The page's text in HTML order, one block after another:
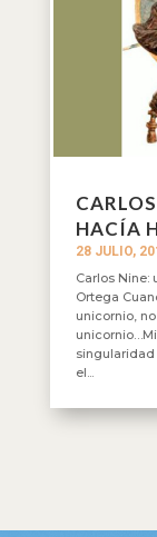
HACÍA
28 JULIO,
Carlos Nine:
Ortega
unicornio,
singularidad
el...